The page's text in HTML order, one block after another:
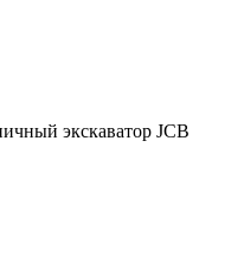
экскаватор JCB